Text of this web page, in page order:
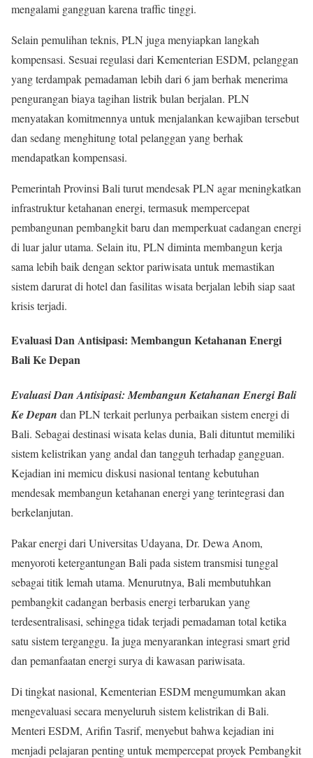
mengalami gangguan karena traffic tinggi.
Selain pemulihan teknis, PLN juga menyiapkan langkah
kompensasi. Sesuai regulasi dari Kementerian ESDM, pelanggan
yang terdampak pemadaman lebih dari 6 jam berhak menerima
pengurangan biaya tagihan listrik bulan berjalan. PLN
menyatakan komitmennya untuk menjalankan kewajiban tersebut
dan sedang menghitung total pelanggan yang berhak
mendapatkan kompensasi.
Pemerintah Provinsi Bali turut mendesak PLN agar meningkatkan
infrastruktur ketahanan energi, termasuk mempercepat
pembangunan pembangkit baru dan memperkuat cadangan energi
di luar jalur utama. Selain itu, PLN diminta membangun kerja
sama lebih baik dengan sektor pariwisata untuk memastikan
sistem darurat di hotel dan fasilitas wisata berjalan lebih siap saat
krisis terjadi.
Evaluasi Dan Antisipasi: Membangun Ketahanan Energi
Bali Ke Depan
Evaluasi Dan Antisipasi: Membangun Ketahanan Energi Bali
Ke Depan dan PLN terkait perlunya perbaikan sistem energi di
Bali. Sebagai destinasi wisata kelas dunia, Bali dituntut memiliki
sistem kelistrikan yang andal dan tangguh terhadap gangguan.
Kejadian ini memicu diskusi nasional tentang kebutuhan
mendesak membangun ketahanan energi yang terintegrasi dan
berkelanjutan.
Pakar energi dari Universitas Udayana, Dr. Dewa Anom,
menyoroti ketergantungan Bali pada sistem transmisi tunggal
sebagai titik lemah utama. Menurutnya, Bali membutuhkan
pembangkit cadangan berbasis energi terbarukan yang
terdesentralisasi, sehingga tidak terjadi pemadaman total ketika
satu sistem terganggu. Ia juga menyarankan integrasi smart grid
dan pemanfaatan energi surya di kawasan pariwisata.
Di tingkat nasional, Kementerian ESDM mengumumkan akan
mengevaluasi secara menyeluruh sistem kelistrikan di Bali.
Menteri ESDM, Arifin Tasrif, menyebut bahwa kejadian ini
menjadi pelajaran penting untuk mempercepat proyek Pembangkit